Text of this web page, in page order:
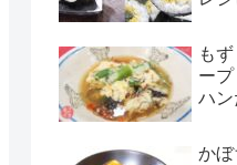
も
ー
ハ
か